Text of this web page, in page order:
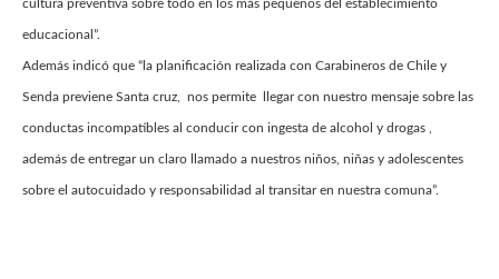
cultura preventiva sobre todo en los más pequeños del establecimiento
educacional”.
Además indicó que “la planificación realizada con Carabineros de Chile y
Senda previene Santa cruz, nos permite llegar con nuestro mensaje sobre las
conductas incompatibles al conducir con ingesta de alcohol y drogas ,
además de entregar un claro llamado a nuestros niños, niñas y adolescentes
sobre el autocuidado y responsabilidad al transitar en nuestra comuna”.